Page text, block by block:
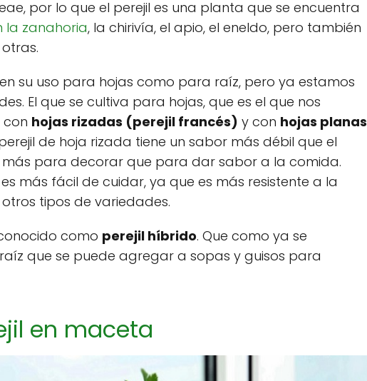
por lo que el perejil es una planta que se encuentra
la zanahoria, la chirivía, el apio, el eneldo, pero también
su uso para hojas como para raíz, pero ya estamos
El que se cultiva para hojas, que es el que nos
con hojas rizadas (perejil francés) y con hojas planas
de hoja rizada tiene un sabor más débil que el
más para decorar que para dar sabor a la comida.
más fácil de cuidar, ya que es más resistente a la
tipos de variedades.
como perejil híbrido. Que como ya se
que se puede agregar a sopas y guisos para
en maceta